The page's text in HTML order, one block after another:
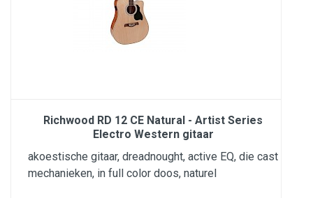
Richwood RD 12 CE Natural - Artist Series
Electro Western gitaar
akoestische gitaar, dreadnought, active EQ, die cast
mechanieken, in full color doos, naturel